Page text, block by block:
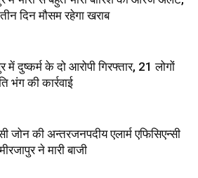
दिन मौसम रहेगा खराब
में दुष्कर्म के दो आरोपी गिरफ्तार, 21 लोगों
भंग की कार्रवाई
जोन की अन्तरजनपदीय एलार्म एफिसिएन्सी
ने मारी बाजी